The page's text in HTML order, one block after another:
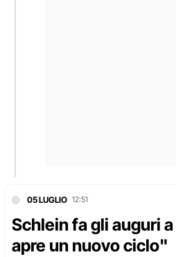
05 LUGLIO 12:51
Schlein fa gli auguri
apre un nuovo ciclo"